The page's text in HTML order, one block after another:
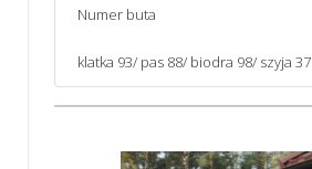
Numer buta
klatka 93/ pas 88/ biodra 98/ szyja 37